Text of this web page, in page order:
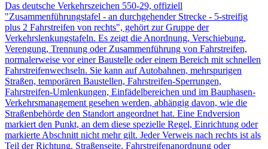
Das deutsche Verkehrszeichen 550-29, offiziell
"Zusammenführungstafel - an durchgehender Strecke - 5-streifig
plus 2 Fahrstreifen von rechts", gehört zur Gruppe der
Verkehrslenkungstafeln. Es zeigt die Anordnung, Verschiebung,
Verengung, Trennung oder Zusammenführung von Fahrstreifen,
normalerweise vor einer Baustelle oder einem Bereich mit schnellen
Fahrstreifenwechseln. Sie kann auf Autobahnen, mehrspurigen
Straßen, temporären Baustellen, Fahrstreifen-Sperrungen,
Fahrstreifen-Umlenkungen, Einfädelbereichen und im Bauphasen-
Verkehrsmanagement gesehen werden, abhängig davon, wie die
Straßenbehörde den Standort angeordnet hat. Eine Endversion
markiert den Punkt, an dem diese spezielle Regel, Einrichtung oder
markierte Abschnitt nicht mehr gilt. Jeder Verweis nach rechts ist als
Teil der Richtung, Straßenseite, Fahrstreifenanordnung oder